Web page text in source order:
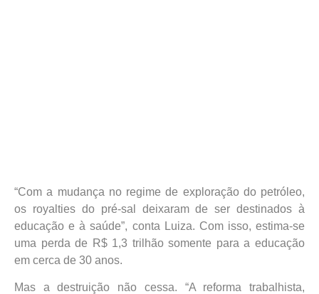
“Com a mudança no regime de exploração do petróleo,
os royalties do pré-sal deixaram de ser destinados à
educação e à saúde”, conta Luiza. Com isso, estima-se
uma perda de R$ 1,3 trilhão somente para a educação
em cerca de 30 anos.
Mas a destruição não cessa. “A reforma trabalhista,